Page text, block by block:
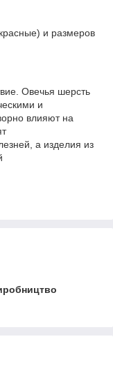
и размеров
Овечья шерсть
и
влияют на
а изделия из